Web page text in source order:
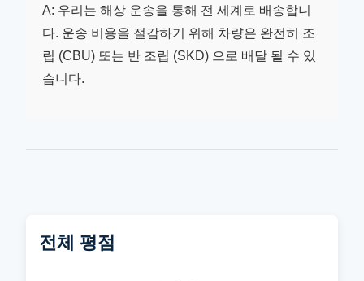
A: 우리는 해상 운송을 통해 전 세계로 배송합니
다. 운송 비용을 절감하기 위해 차량은 완전히 조
립 (CBU) 또는 반 조립 (SKD) 으로 배달 될 수 있
습니다.
전체 평점